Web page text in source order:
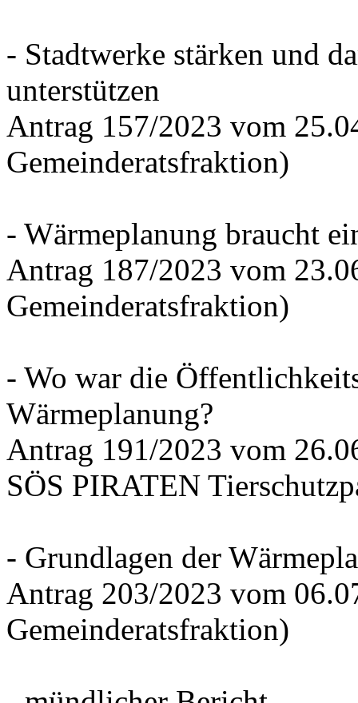
- Stadtwerke stärken und
unterstützen
Antrag 157/2023 vom
Gemeinderatsfraktion)
- Wärmeplanung braucht
Antrag 187/2023 vom
Gemeinderatsfraktion)
- Wo war die
Wärmeplanung?
Antrag 191/2023 vom
SÖS PIRATEN
- Grundlagen der
Antrag 203/2023 vom
Gemeinderatsfraktion)